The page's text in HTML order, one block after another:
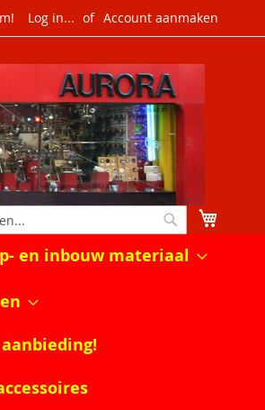
Log in... Account aanmaken
en inbouw materiaal
aanbieding!